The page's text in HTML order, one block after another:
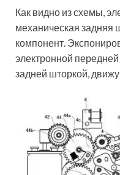
Как видно из схемы,
механическая задняя
компонент.
электронной
задней шторкой,